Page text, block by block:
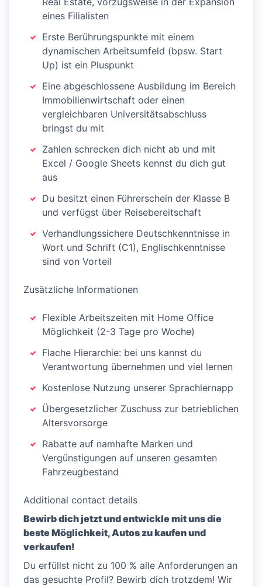
eines Filialisten
Erste Berührungspunkte mit einem
dynamischen Arbeitsumfeld (bpsw. Start
Up) ist ein Pluspunkt
Eine abgeschlossene Ausbildung im Bereich
Immobilienwirtschaft oder einen
vergleichbaren Universitätsabschluss
bringst du mit
Zahlen schrecken dich nicht ab und mit
Excel / Google Sheets kennst du dich gut
aus
Du besitzt einen Führerschein der Klasse B
und verfügst über Reisebereitschaft
Verhandlungssichere Deutschkenntnisse in
Wort und Schrift (C1), Englischkenntnisse
sind von Vorteil
Zusätzliche Informationen
Flexible Arbeitszeiten mit Home Office
Möglichkeit (2-3 Tage pro Woche)
Flache Hierarchie: bei uns kannst du
Verantwortung übernehmen und viel lernen
Kostenlose Nutzung unserer Sprachlernapp
Übergesetzlicher Zuschuss zur betrieblichen
Altersvorsorge
Rabatte auf namhafte Marken und
Vergünstigungen auf unseren gesamten
Fahrzeugbestand
Additional contact details
Bewirb dich jetzt und entwickle mit uns die
beste Möglichkeit, Autos zu kaufen und
verkaufen!
Du erfüllst nicht zu 100 % alle Anforderungen an
das gesuchte Profil? Bewirb dich trotzdem! Wir